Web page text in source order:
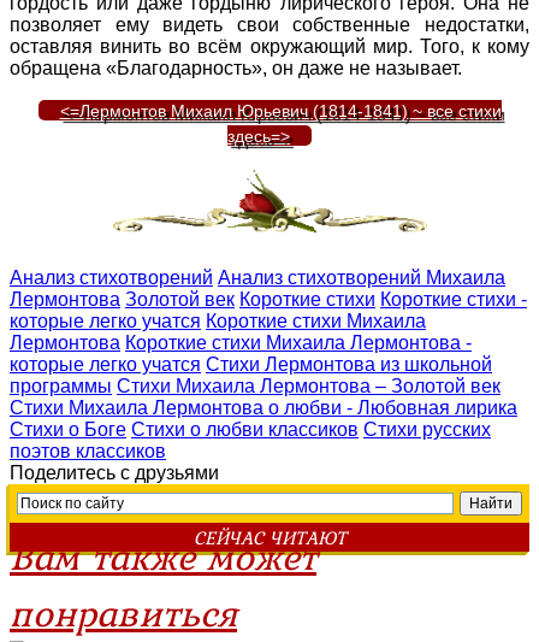
позволяет ему видеть свои собственные недостатки,
оставляя винить во всём окружающий мир. Того, к кому
обращена «Благодарность», он даже не называет.
<=Лермонтов Михаил Юрьевич (1814-1841) ~ все стихи
здесь=>
Анализ стихотворений Анализ стихотворений Михаила
Лермонтова Золотой век Короткие стихи Короткие стихи -
которые легко учатся Короткие стихи Михаила
Лермонтова Короткие стихи Михаила Лермонтова -
которые легко учатся Стихи Лермонтова из школьной
программы Стихи Михаила Лермонтова – Золотой век
Стихи Михаила Лермонтова о любви - Любовная лирика
Стихи о Боге Стихи о любви классиков Стихи русских
поэтов классиков
Поделитесь с друзьями
СЕЙЧАС ЧИТАЮТ
Вам также может
понравиться